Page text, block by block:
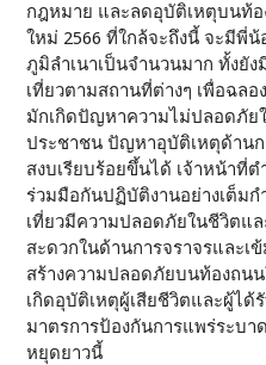
กฎหมาย และลดอุบัติเหตุบนท้อ
ใหม่ 2566 ที่ใกล้จะถึงนี้ จะมีพี่
ภูมิลำเนาเป็นจำนวนมาก ทั้งยั
เที่ยวตามสถานที่ต่างๆ เพื่อฉล
มักเกิดปัญหาความไม่ปลอดภัย
ประชาชน ปัญหาอุบัติเหตุด้านก
สงบเรียบร้อยขึ้นได้ เจ้าหน้าที่
ร่วมมือกันปฏิบัติงานอย่างเต็ม
เที่ยวมีความปลอดภัยในชีวิตแ
สะดวกในด้านการจราจรและเ
สร้างความปลอดภัยบนท้องถน
เกิดอุบัติเหตุผู้เสียชีวิตและผู้ได้
มาตรการป้องกันการแพร่ระบา
หยุดยาวนี้